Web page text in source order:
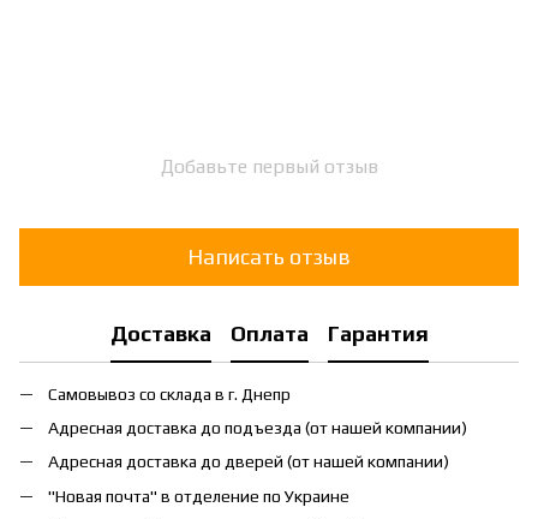
Добавьте первый отзыв
Написать отзыв
Доставка Оплата Гарантия
Самовывоз со склада в г. Днепр
Адресная доставка до подъезда (от нашей компании)
Адресная доставка до дверей (от нашей компании)
"Новая почта" в отделение по Украине